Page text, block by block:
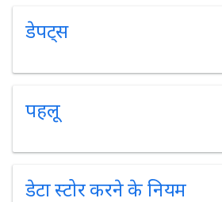
डेपट्स
पहलू
डेटा स्टोर करने के नियम